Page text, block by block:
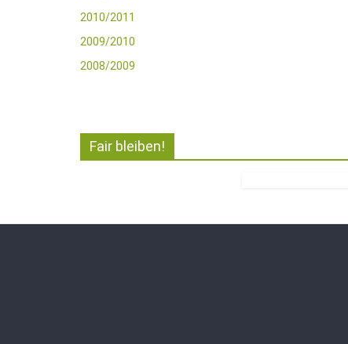
2010/2011
2009/2010
2008/2009
Fair bleiben!